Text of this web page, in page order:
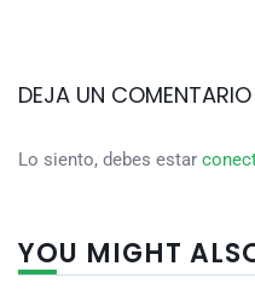
DEJA UN COMENTARIO
Lo siento, debes estar
YOU MIGHT